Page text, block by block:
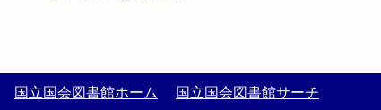
国立国会図書館ホーム 国立国会図書館サーチ